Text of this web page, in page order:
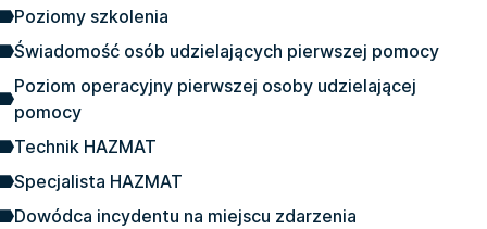
Poziomy szkolenia
Świadomość osób udzielających pierwszej pomocy
Poziom operacyjny pierwszej osoby udzielającej
pomocy
Technik HAZMAT
Specjalista HAZMAT
Dowódca incydentu na miejscu zdarzenia